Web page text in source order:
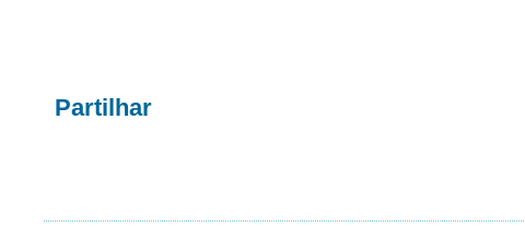
Partilhar